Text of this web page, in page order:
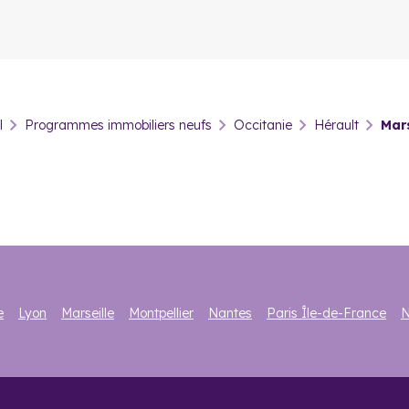
Programmes immobiliers neufs Occitanie Hérault
Lyon Marseille Montpellier Nantes Paris Île-de-France